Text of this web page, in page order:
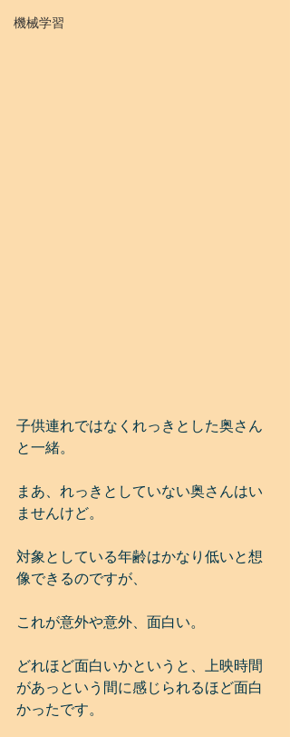
機械学習
子供連れではなくれっきとした奥さん
と一緒。
まあ、れっきとしていない奥さんはい
ませんけど。
対象としている年齢はかなり低いと想
像できるのですが、
これが意外や意外、面白い。
どれほど面白いかというと、上映時間
があっという間に感じられるほど面白
かったです。